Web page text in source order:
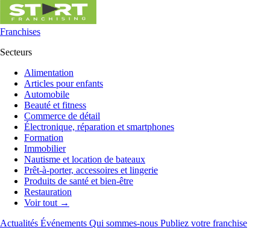
Franchises
Secteurs
Alimentation
Articles pour enfants
Automobile
Beauté et fitness
Commerce de détail
Électronique, réparation et smartphones
Formation
Immobilier
Nautisme et location de bateaux
Prêt-à-porter, accessoires et lingerie
Produits de santé et bien-être
Restauration
Voir tout →
Actualités Événements Qui sommes-nous Publiez votre franchise